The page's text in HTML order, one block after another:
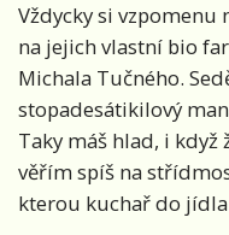
Vždycky si vzpomenu
na jejich vlastní bio
Michala Tučného.
stopadesátikilový
Taky máš hlad, i když
věřím spíš na
kterou kuchař do